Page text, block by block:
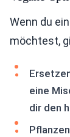
Wenn du
möchtest,
eine
dir den